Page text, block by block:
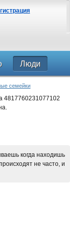
Люди
семейки
4817760231077102
когда находишь
не часто, и